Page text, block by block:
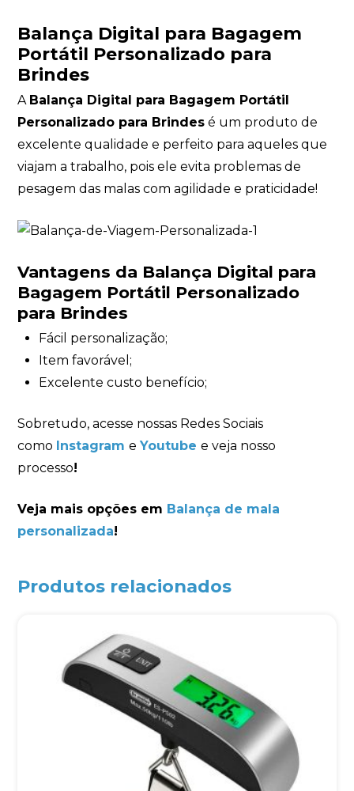
Balança Digital para Bagagem
Portátil Personalizado para
Brindes
A Balança Digital para Bagagem Portátil
Personalizado para Brindes é um produto de
excelente qualidade e perfeito para aqueles que
viajam a trabalho, pois ele evita problemas de
pesagem das malas com agilidade e praticidade!
Vantagens da Balança Digital para
Bagagem Portátil Personalizado
para Brindes
Fácil personalização;
Item favorável;
Excelente custo benefício;
Sobretudo, acesse nossas Redes Sociais
como Instagram eYoutube e veja nosso
processo!
Veja mais opções em Balança de mala
personalizada!
Produtos relacionados